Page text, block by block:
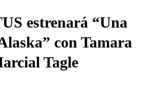
estrenará “Una
con Tamara
Tagle